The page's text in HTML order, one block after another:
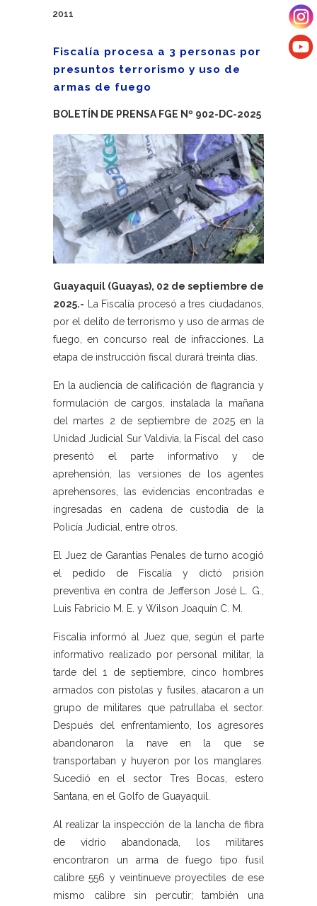
2011
Fiscalía procesa a 3 personas por
presuntos terrorismo y uso de
armas de fuego
BOLETÍN DE PRENSA FGE Nº 902-DC-2025
Guayaquil (Guayas), 02 de septiembre de
2025.- La Fiscalía procesó a tres ciudadanos,
por el delito de terrorismo y uso de armas de
fuego, en concurso real de infracciones. La
etapa de instrucción fiscal durará treinta días.
En la audiencia de calificación de flagrancia y
formulación de cargos, instalada la mañana
del martes 2 de septiembre de 2025 en la
Unidad Judicial Sur Valdivia, la Fiscal del caso
presentó el parte informativo y de
aprehensión, las versiones de los agentes
aprehensores, las evidencias encontradas e
ingresadas en cadena de custodia de la
Policía Judicial, entre otros.
El Juez de Garantías Penales de turno acogió
el pedido de Fiscalía y dictó prisión
preventiva en contra de Jefferson José L. G.,
Luis Fabricio M. E. y Wilson Joaquín C. M.
Fiscalía informó al Juez que, según el parte
informativo realizado por personal militar, la
tarde del 1 de septiembre, cinco hombres
armados con pistolas y fusiles, atacaron a un
grupo de militares que patrullaba el sector.
Después del enfrentamiento, los agresores
abandonaron la nave en la que se
transportaban y huyeron por los manglares.
Sucedió en el sector Tres Bocas, estero
Santana, en el Golfo de Guayaquil.
Al realizar la inspección de la lancha de fibra
de vidrio abandonada, los militares
encontraron un arma de fuego tipo fusil
calibre 556 y veintinueve proyectiles de ese
mismo calibre sin percutir; también una